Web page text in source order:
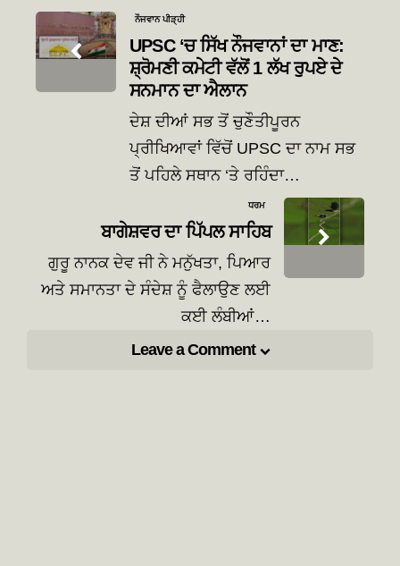
Post
navigation
ਨੌਜਵਾਨ ਪੀੜ੍ਹੀ
UPSC ‘ਚ ਸਿੱਖ ਨੌਜਵਾਨਾਂ ਦਾ ਮਾਣ:
ਸ਼੍ਰੋਮਣੀ ਕਮੇਟੀ ਵੱਲੋਂ 1 ਲੱਖ ਰੁਪਏ ਦੇ
ਸਨਮਾਨ ਦਾ ਐਲਾਨ
ਦੇਸ਼ ਦੀਆਂ ਸਭ ਤੋਂ ਚੁਣੌਤੀਪੂਰਨ
ਪ੍ਰੀਖਿਆਵਾਂ ਵਿੱਚੋਂ UPSC ਦਾ ਨਾਮ ਸਭ
ਤੋਂ ਪਹਿਲੇ ਸਥਾਨ ‘ਤੇ ਰਹਿੰਦਾ…
ਧਰਮ
ਬਾਗੇਸ਼ਵਰ ਦਾ ਪਿੱਪਲ ਸਾਹਿਬ
ਗੁਰੂ ਨਾਨਕ ਦੇਵ ਜੀ ਨੇ ਮਨੁੱਖਤਾ, ਪਿਆਰ
ਅਤੇ ਸਮਾਨਤਾ ਦੇ ਸੰਦੇਸ਼ ਨੂੰ ਫੈਲਾਉਣ ਲਈ
ਕਈ ਲੰਬੀਆਂ…
Leave a Comment